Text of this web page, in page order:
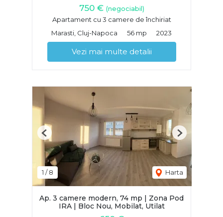
750 € (negociabil)
Apartament cu 3 camere de închiriat
Marasti, Cluj-Napoca
56 mp 2023
Vezi mai multe detalii
1 /8 Harta
Previous Next
Ap. 3 camere modern, 74 mp | Zona Pod
IRA | Bloc Nou, Mobilat, Utilat